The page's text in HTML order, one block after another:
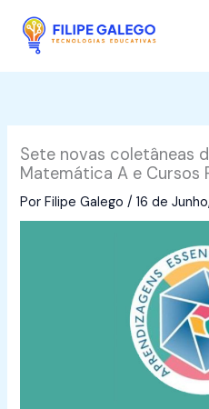
content
Sete novas coletâneas
Matemática A e Cursos
Por Filipe Galego/16 de